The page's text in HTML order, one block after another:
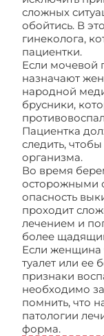
сложных
обойтись. В
гинеколога,
пациентки.
Если мочевой
назначают
народной
брусники,
Пациентка
следить,
организма.
Во время
осторожными
опасность
проходит
лечением и
более
Если женщина
туалет или ее
признаки
необходимо
помнить, что
патологии
форма.